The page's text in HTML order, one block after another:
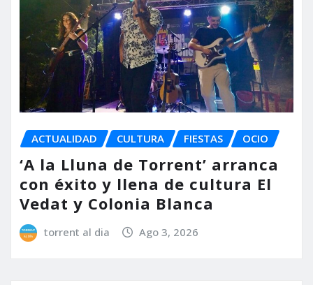
ACTUALIDAD CULTURA FIESTAS OCIO
‘A la Lluna de Torrent’ arranca
con éxito y llena de cultura El
Vedat y Colonia Blanca
torrent al dia Ago 3, 2026